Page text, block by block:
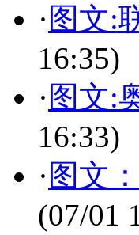
· 图文:
16:35)
· 图文:
16:33)
· 图文
(07/01